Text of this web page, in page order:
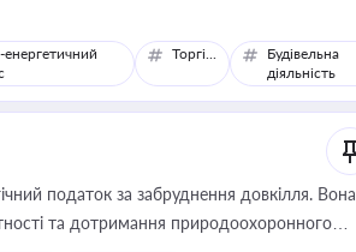
Торгівля
Будівельна
діяльність
податок за забруднення довкілля. Вона
та дотримання природоохоронного